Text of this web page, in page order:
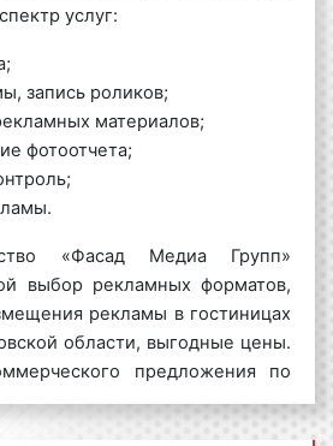
услуг:
запись роликов;
материалов;
фотоотчета;
«Фасад Медиа Групп»
выбор рекламных форматов,
рекламы в гостиницах
области, выгодные цены.
предложения по
в гостиницах в Таганроге
8 800 201-23-74